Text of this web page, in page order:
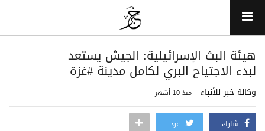
هيئة البث الإسرائيلية: الجيش يستعد
لبدء الاجتياح البري لكامل مدينة #غزة
وكالة خبر للأنباء منذ 10 أشهر
شارك غرد